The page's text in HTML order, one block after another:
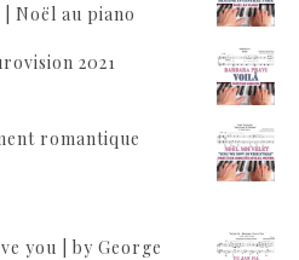
Noël au piano
2021
romantique
you | by George